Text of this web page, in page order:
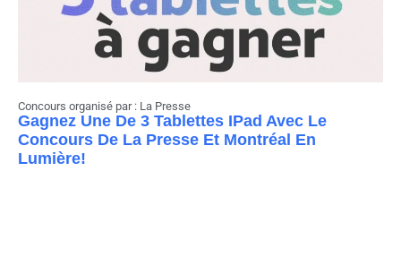
Concours organisé par : La Presse
Gagnez Une De 3 Tablettes IPad Avec Le
Concours De La Presse Et Montréal En
Lumière!